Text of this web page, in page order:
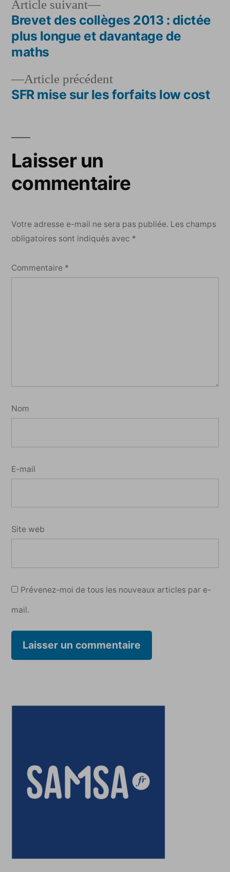
Navigation
de
l’article
Article précédentArticle
précédent :
SFR mise sur les forfaits low cost
Article suivant
Article
suivant :
Brevet des collèges 2013 : dictée
plus longue et davantage de
maths
Laisser un
commentaire
Votre adresse e-mail ne sera pas publiée. Les champs
obligatoires sont indiqués avec *
Commentaire *
Nom
E-mail
Site web
Prévenez-moi de tous les nouveaux articles par e-
mail.